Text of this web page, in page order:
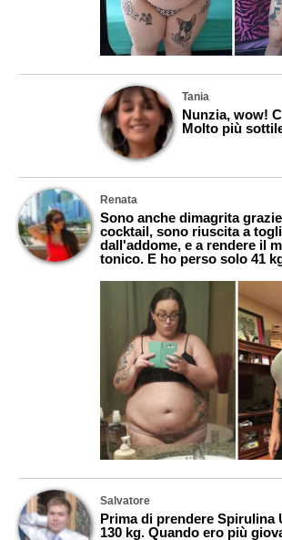
Tania
Nunzia, wow!
Molto più
Renata
Sono anche dimagrita
cocktail, sono riuscita a
dall'addome, e a rendere il
tonico. E ho perso solo 41
Salvatore
Prima di prendere Spirulina
130 kg. Quando ero più